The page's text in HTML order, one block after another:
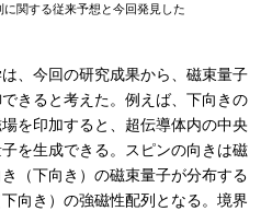
に関する従来予想と今回発見した
、今回の研究成果から、磁束量子
きると考えた。例えば、下向きの
を印加すると、超伝導体内の中央
を生成できる。スピンの向きは磁
（下向き）の磁束量子が分布する
向き）の強磁性配列となる。境界